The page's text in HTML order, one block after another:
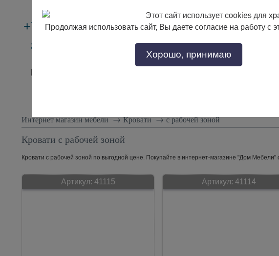
+7 (495)133-17-89
8 (800) 302-17-89
с 9:00 до
Заказать звонок
Производители
Интернет магазин мебели→ Кровати→ с рабочей зоной
Кровати с рабочей зоной
Кровати с рабочей зоной по выгодной цене. Покупайте в интернет-магазине "Дом Мебели"
Артикул: 41115 Артикул: 41114
Этот сайт использует cookies для
Продолжая использовать сайт, Вы даете согласие на работу с
Хорошо, принимаю